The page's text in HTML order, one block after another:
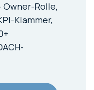
Rolle,
Klammer,